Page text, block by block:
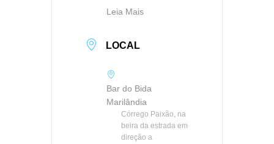
Leia Mais
LOCAL
Bar do Bida
Marilândia
Córrego Paixão, na
beira da estrada em
direção a